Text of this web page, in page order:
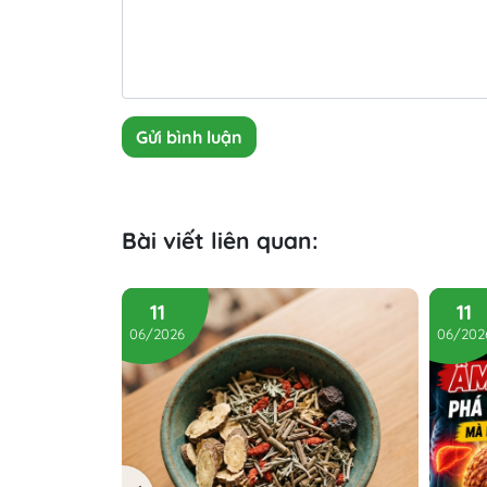
Gửi bình luận
Bài viết liên quan:
11
06/2026
11
06/